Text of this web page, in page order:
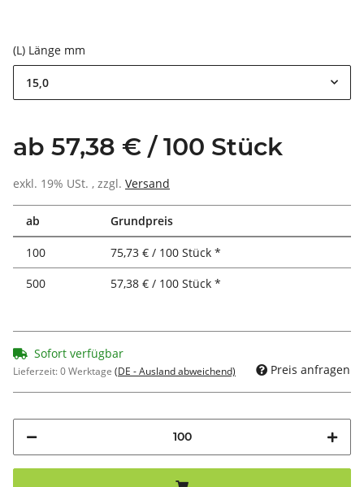
(L) Länge mm
15,0
ab 57,38 € / 100 Stück
exkl. 19% USt. , zzgl. Versand
ab Grundpreis
100
75,73 € / 100 Stück *
500
57,38 € / 100 Stück *
Sofort verfügbar
Lieferzeit:0 Werktage (DE - Ausland abweichend) Preis anfragen